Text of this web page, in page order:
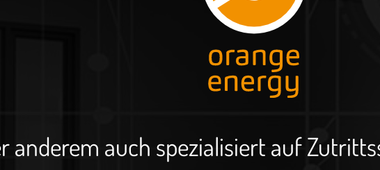
anderem auch spezialisiert auf